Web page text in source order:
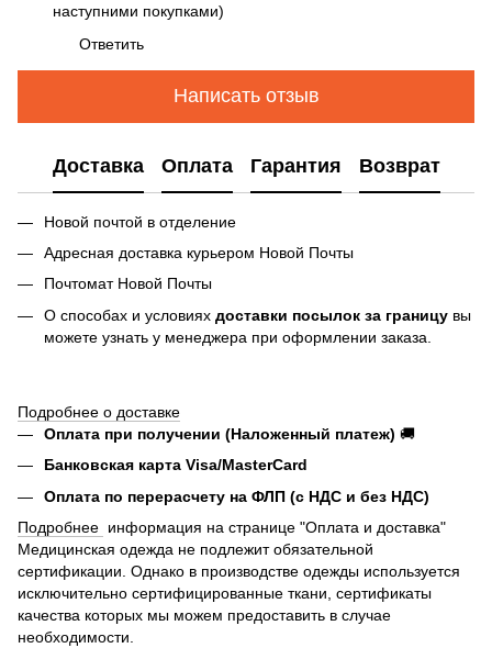
наступними покупками)
Ответить
Написать отзыв
Доставка Оплата Гарантия Возврат
Новой почтой в отделение
Адресная доставка курьером Новой Почты
Почтомат Новой Почты
О способах и условиях доставки посылок за границу вы
можете узнать у менеджера при оформлении заказа.
Подробнее о доставке
Оплата при получении (Наложенный платеж) 🚚
Банковская карта Visa/MasterCard
Оплата по перерасчету на ФЛП (с НДС и без НДС)
Подробнее информация на странице "Оплата и доставка"
Медицинская одежда не подлежит обязательной
сертификации. Однако в производстве одежды используется
исключительно сертифицированные ткани, сертификаты
качества которых мы можем предоставить в случае
необходимости.